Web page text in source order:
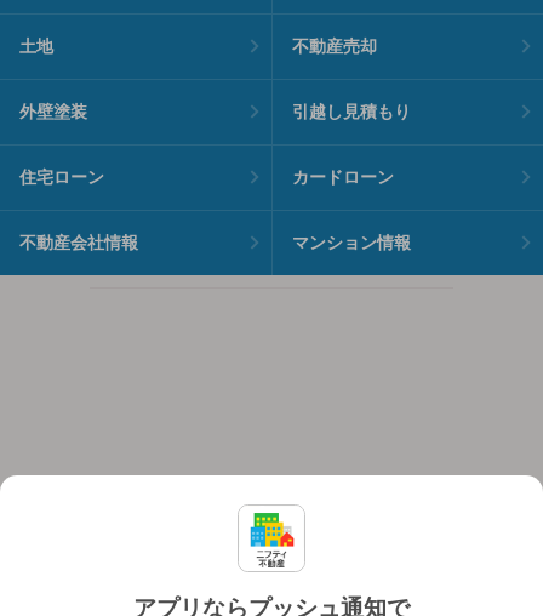
アプリならプッシュ通知で
土地 不動産売却
外壁塗装 引越し見積もり
住宅ローン カードローン
不動産会社情報 マンション情報